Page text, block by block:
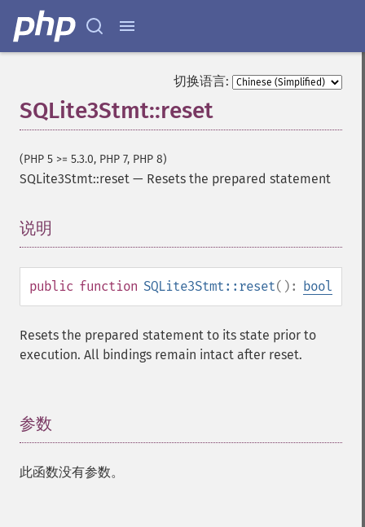
切换语言:
SQLite3Stmt::reset
(PHP 5 >= 5.3.0, PHP 7, PHP 8)
SQLite3Stmt::reset — Resets the prepared statement
说明
public function SQLite3Stmt::reset(): bool
Resets the prepared statement to its state prior to
execution. All bindings remain intact after reset.
参数
此函数没有参数。